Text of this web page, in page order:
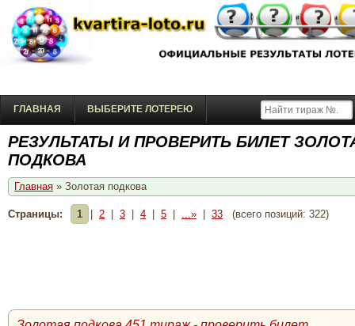
ГЛАВНАЯ ВЫБЕРИТЕ ЛОТЕРЕЮ
РЕЗУЛЬТАТЫ И ПРОВЕРИТЬ БИЛЕТ
ПОДКОВА
Главная » Золотая подкова
Страницы: 1 2 3 4 5 ...» 33 (всего позиций: 322)